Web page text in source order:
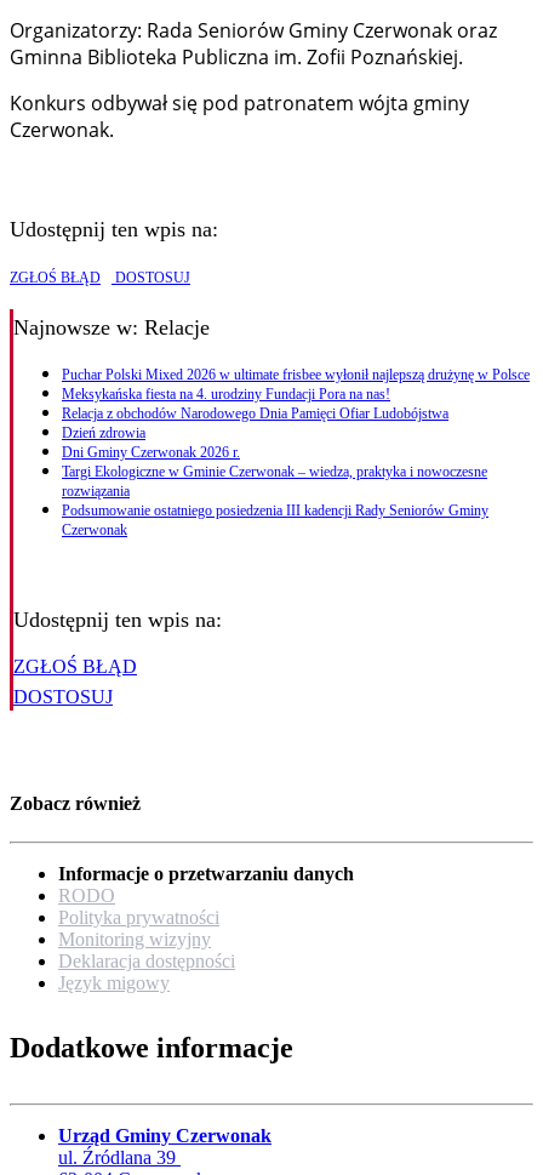
Organizatorzy: Rada Seniorów Gminy Czerwonak oraz
Gminna Biblioteka Publiczna im. Zofii Poznańskiej.
Konkurs odbywał się pod patronatem wójta gminy
Czerwonak.
Udostępnij ten wpis na:
ZGŁOŚ BŁĄD DOSTOSUJ
Najnowsze w: Relacje
Puchar Polski Mixed 2026 w ultimate frisbee wyłonił najlepszą drużynę w Polsce
Meksykańska fiesta na 4. urodziny Fundacji Pora na nas!
Relacja z obchodów Narodowego Dnia Pamięci Ofiar Ludobójstwa
Dzień zdrowia
Dni Gminy Czerwonak 2026 r.
Targi Ekologiczne w Gminie Czerwonak – wiedza, praktyka i nowoczesne
rozwiązania
Podsumowanie ostatniego posiedzenia III kadencji Rady Seniorów Gminy
Czerwonak
Udostępnij ten wpis na:
ZGŁOŚ BŁĄD
DOSTOSUJ
Zobacz również
Informacje o przetwarzaniu danych
RODO
Polityka prywatności
Monitoring wizyjny
Deklaracja dostępności
Język migowy
Dodatkowe informacje
Urząd Gminy Czerwonak
ul. Źródlana 39